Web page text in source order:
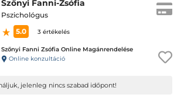
Szőnyi Fanni-Zsófia
Pszichológus
5.0
3 értékelés
Szőnyi Fanni Zsófia Online Magánrendelése
Online konzultáció
jelenleg nincs szabad időpont!